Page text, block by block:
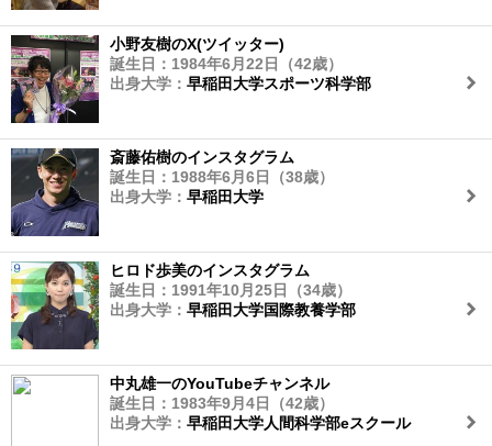
小野友樹のX(ツイッター)
誕生日：1984年6月22日（42歳）
出身大学： 早稲田大学スポーツ科学部
斎藤佑樹のインスタグラム
誕生日：1988年6月6日（38歳）
出身大学： 早稲田大学
ヒロド歩美のインスタグラム
誕生日：1991年10月25日（34歳）
出身大学： 早稲田大学国際教養学部
中丸雄一のYouTubeチャンネル
誕生日：1983年9月4日（42歳）
出身大学： 早稲田大学人間科学部eスクール